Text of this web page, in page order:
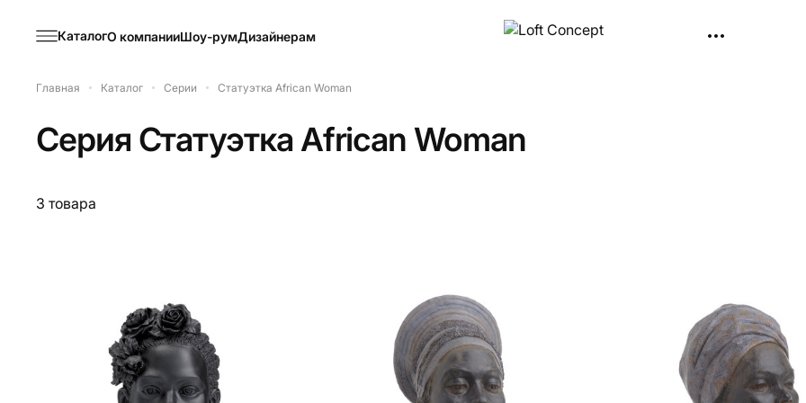
КаталогО компанииШоу-румДизайнерам
Главная Каталог Серии Статуэтка African Woman
Серия Статуэтка African Woman
3 товара